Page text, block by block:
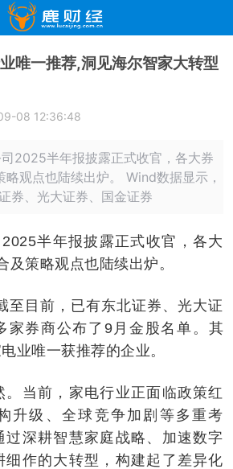
唯一推荐,洞见海尔智家大转型
08 12:36:48
2025半年报披露正式收官，各大券
观点也陆续出炉。 Wind数据显示，
券、光大证券、国金证券
半年报披露正式收官，各大
及策略观点也陆续出炉。
至目前，已有东北证券、光大证
家券商公布了9月金股名单。其
业唯一获推荐的企业。
。当前，家电行业正面临政策红
升级、全球竞争加剧等多重考
过深耕智慧家庭战略、加速数字
细作的大转型，构建起了差异化